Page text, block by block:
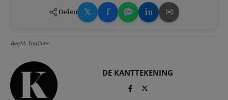
Delen 𝕏 f in ✉
Beeld: YouTube
DE KANTTEKENING